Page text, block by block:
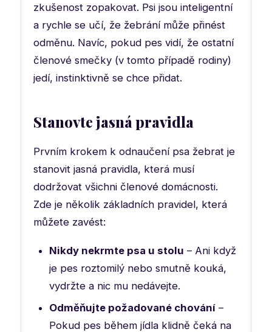
zkušenost zopakovat. Psi jsou inteligentní
a rychle se učí, že žebrání může přinést
odměnu. Navíc, pokud pes vidí, že ostatní
členové smečky (v tomto případě rodiny)
jedí, instinktivně se chce přidat.
Stanovte jasná pravidla
Prvním krokem k odnaučení psa žebrat je
stanovit jasná pravidla, která musí
dodržovat všichni členové domácnosti.
Zde je několik základních pravidel, která
můžete zavést:
Nikdy nekrmte psa u stolu – Ani když
je pes roztomilý nebo smutně kouká,
vydržte a nic mu nedávejte.
Odměňujte požadované chování –
Pokud pes během jídla klidně čeká na